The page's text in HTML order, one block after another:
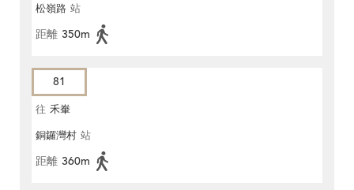
松嶺路 站
距離 350m
81
往 禾輋
銅鑼灣村 站
距離 360m